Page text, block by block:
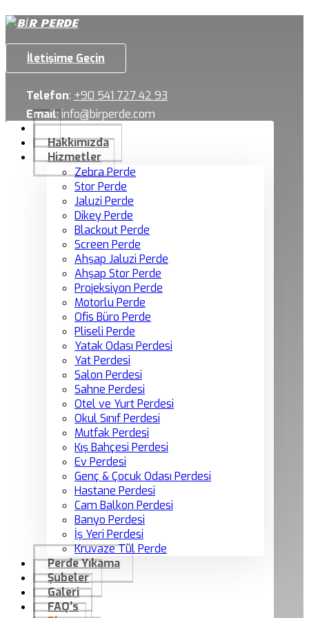
İletişime Geçin
Telefon: +90 541 727 42 93
Email:info@birperde.com
Hakkımızda
Hizmetler
Zebra Perde
Stor Perde
Jaluzi Perde
Dikey Perde
Blackout Perde
Screen Perde
Ahşap Jaluzi Perde
Ahşap Stor Perde
Projeksiyon Perde
Motorlu Perde
Ofis Büro Perde
Pliseli Perde
Yatak Odası Perdesi
Yat Perdesi
Salon Perdesi
Sahne Perdesi
Otel ve Yurt Perdesi
Okul Sınıf Perdesi
Mutfak Perdesi
Kış Bahçesi Perdesi
Ev Perdesi
Genç & Çocuk Odası Perdesi
Hastane Perdesi
Cam Balkon Perdesi
Banyo Perdesi
İş Yeri Perdesi
Kruvaze Tül Perde
Perde Yıkama
Şubeler
Galeri
FAQ’s